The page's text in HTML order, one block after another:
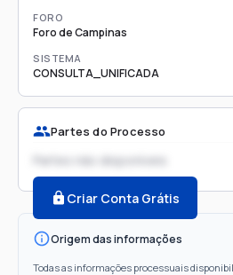
FORO
Foro de Campinas
SISTEMA
CONSULTA_UNIFICADA
Partes do Processo
Partes não disponíveis
Criar Conta Grátis
Origem das informações
Todas as informações processuais